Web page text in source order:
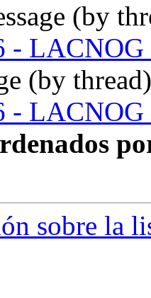
(by
- LACNOG
(by
- LACNOG
sobre la